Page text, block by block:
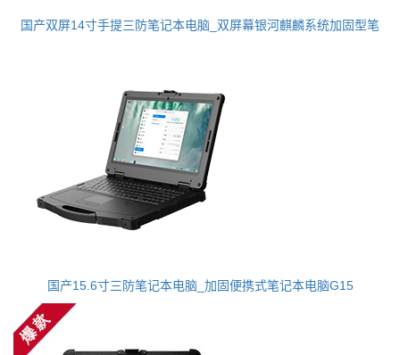
国产双屏14寸手提三防笔记本电脑_双屏幕银河麒麟系统加固型笔
国产15.6寸三防笔记本电脑_加固便携式笔记本电脑G15